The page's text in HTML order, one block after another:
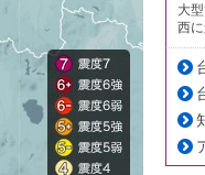
大
西